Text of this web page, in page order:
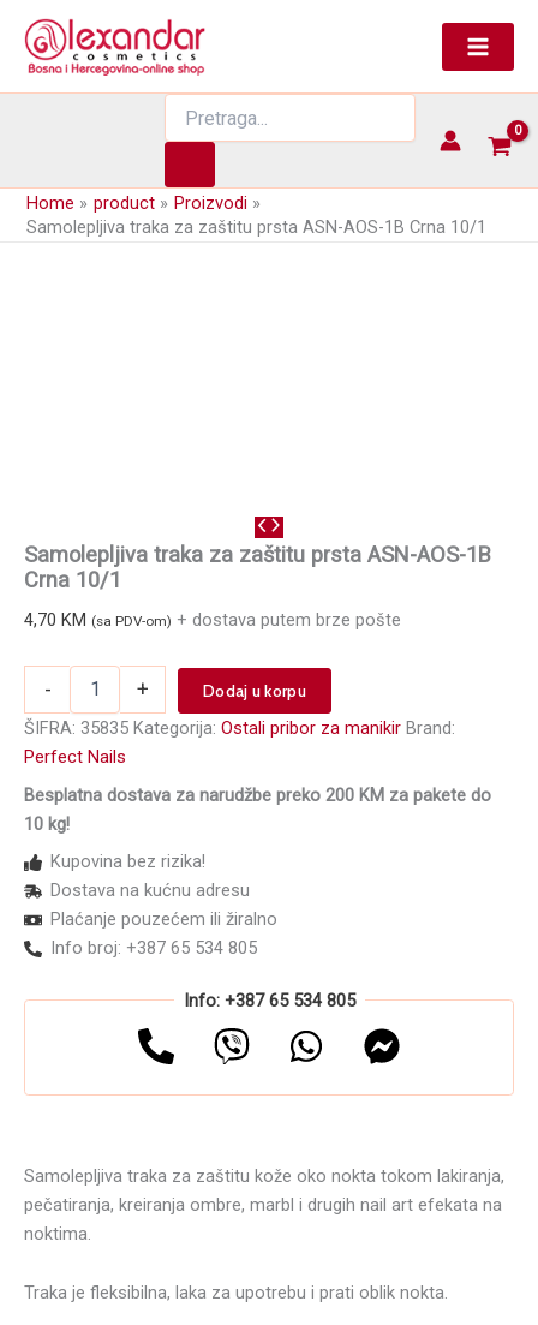
content
search
Home product
Proizvodi
Samolepljiva traka za zaštitu prsta ASN-AOS-1B Crna 10/1
Samolepljiva traka za zaštitu prsta ASN-AOS-1B
Crna 10/1
4,70 KM (sa PDV-om) + dostava putem brze pošte
-
za
zaštitu
ASN-
AOS-
Crna
10/1
količina
+
Dodaj u korpu
ŠIFRA: 35835 Kategorija: Ostali pribor za manikir Brand:
Perfect Nails
Besplatna dostava za narudžbe preko 200 KM za pakete do
10 kg!
Kupovina bez rizika!
Dostava na kućnu adresu
Plaćanje pouzećem ili žiralno
Info broj: +387 65 534 805
Info: +387 65 534 805
Samolepljiva traka za zaštitu kože oko nokta tokom lakiranja,
pečatiranja, kreiranja ombre, marbl i drugih nail art efekata na
noktima.
Traka je fleksibilna, laka za upotrebu i prati oblik nokta.